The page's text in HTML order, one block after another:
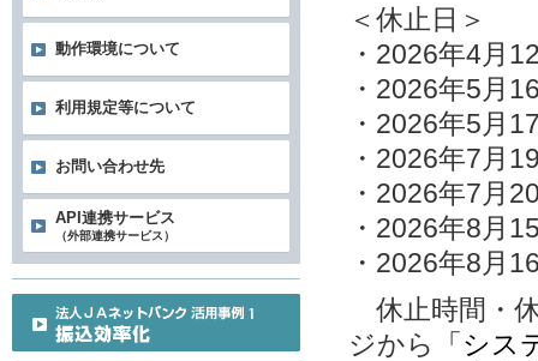
＜休止日＞
・2026年4
・2026年5月
・2026年5月
・2026年7月
・2026年7月
・2026年8月
・2026年8月
休止時間・
ジから
「シ
動作環境について
利用規定等について
お問い合わせ先
API連携サービス
（外部連携サービス）